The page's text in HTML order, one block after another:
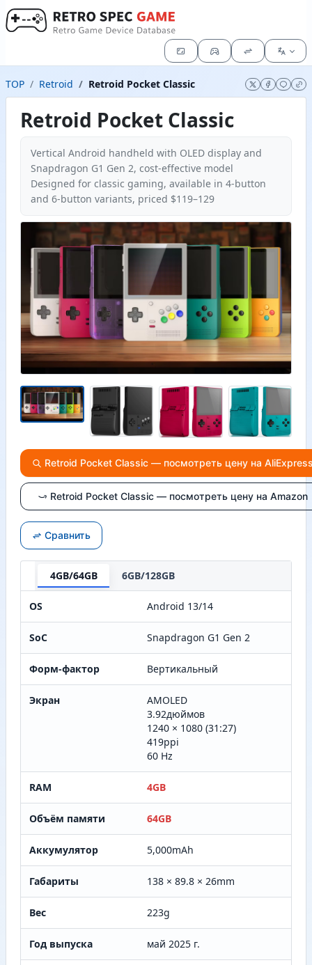
TOP Retroid Retroid Pocket Classic
Retroid Pocket Classic
Vertical Android handheld with OLED display and
Snapdragon G1 Gen 2, cost-effective model
Designed for classic gaming, available in 4-button
and 6-button variants, priced $119–129
Retroid Pocket Classic — посмотреть цену на
Retroid Pocket Classic — посмотреть цену на Amazon
Сравнить
4GB/64GB 6GB/128GB
OS Android 13/14
SoC Snapdragon G1 Gen 2
Форм-фактор Вертикальный
Экран
AMOLED
3.92дюймов
1240 × 1080 (31:27)
419ppi
60 Hz
RAM 4GB
Объём памяти 64GB
Аккумулятор 5,000mAh
Габариты 138 × 89.8 × 26mm
Вес 223g
Год выпуска май 2025 г.